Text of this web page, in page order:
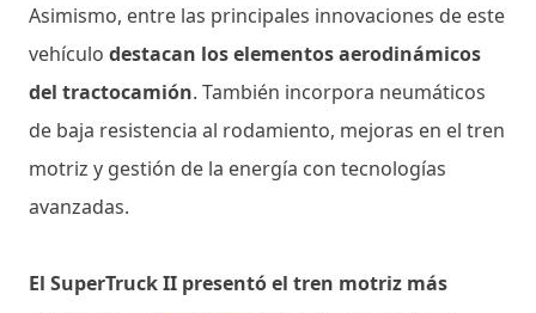
Asimismo, entre las principales innovaciones de este
vehículo destacan los elementos aerodinámicos
del tractocamión. También incorpora neumáticos
de baja resistencia al rodamiento, mejoras en el tren
motriz y gestión de la energía con tecnologías
avanzadas.
El SuperTruck II presentó el tren motriz más